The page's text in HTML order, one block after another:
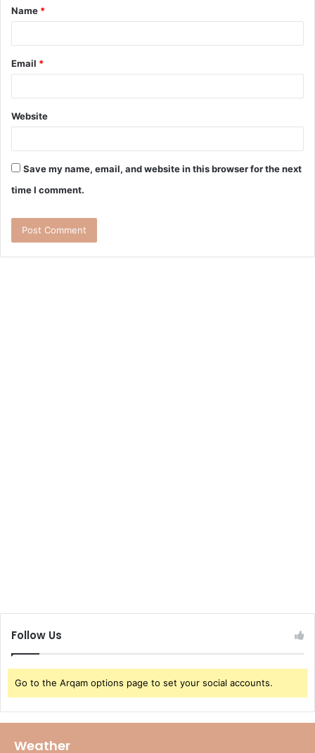
Name *
Email *
Website
Save my name, email, and website in this browser for the next
time I comment.
Follow Us
Go to the Arqam options page to set your social accounts.
Weather